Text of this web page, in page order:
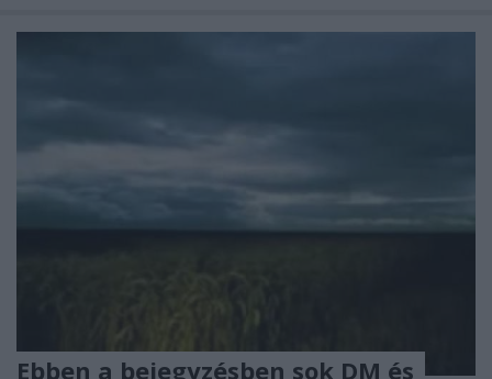
Ebben a bejegyzésben sok DM és